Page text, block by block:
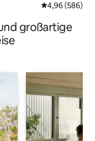
4,96 (586)
großartige